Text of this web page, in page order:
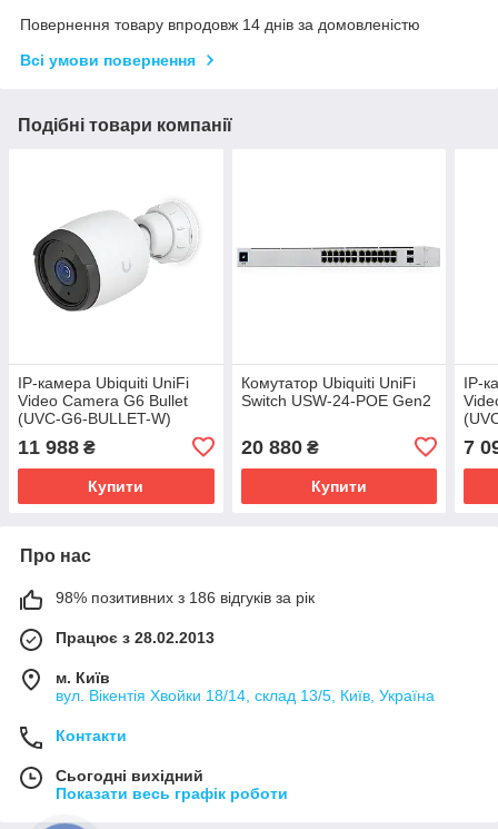
Повернення товару впродовж 14 днів за домовленістю
Всі умови повернення
Подібні товари компанії
IP-камера Ubiquiti UniFi
Video Camera G6 Bullet
(UVC-G6-BULLET-W)
11 988 ₴
Купити
Комутатор Ubiquiti UniFi
Switch USW-24-POE Gen2
20 880₴
Купити
IP-
7
Про нас
98% позитивних з 186 відгуків за рік
Працює з 28.02.2013
м. Київ
вул. Вікентія Хвойки 18/14, склад 13/5, Київ, Україна
Контакти
Сьогодні вихідний
Показати весь графік роботи